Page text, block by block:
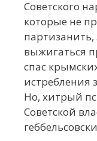
Советского
которые не
партизанить,
выжигаться
спас
истребления
Но, хитрый
Советской